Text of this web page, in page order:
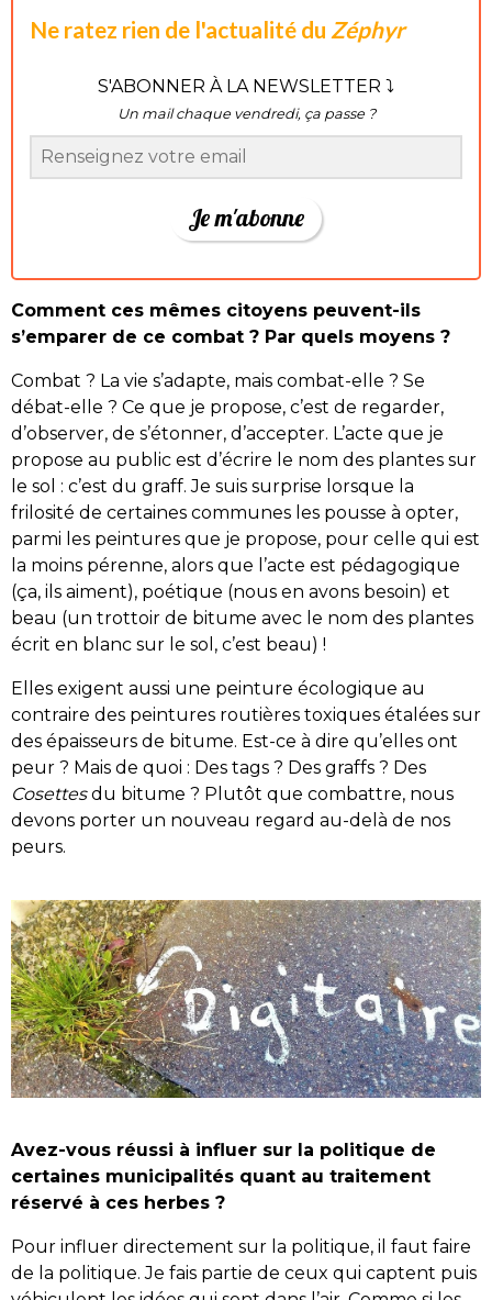
Ne ratez rien de l'actualité du Zéphyr
S'ABONNER À LA NEWSLETTER ⤵
Un mail chaque vendredi, ça passe ?
Je m'abonne
Comment ces mêmes citoyens peuvent-ils
s’emparer de ce combat ? Par quels moyens ?
Combat ? La vie s’adapte, mais combat-elle ? Se
débat-elle ? Ce que je propose, c’est de regarder,
d’observer, de s’étonner, d’accepter. L’acte que je
propose au public est d’écrire le nom des plantes sur
le sol : c’est du graff. Je suis surprise lorsque la
frilosité de certaines communes les pousse à opter,
parmi les peintures que je propose, pour celle qui est
la moins pérenne, alors que l’acte est pédagogique
(ça, ils aiment), poétique (nous en avons besoin) et
beau (un trottoir de bitume avec le nom des plantes
écrit en blanc sur le sol, c’est beau) !
Elles exigent aussi une peinture écologique au
contraire des peintures routières toxiques étalées sur
des épaisseurs de bitume. Est-ce à dire qu’elles ont
peur ? Mais de quoi : Des tags ? Des graffs ? Des
Cosettesdu bitume ? Plutôt que combattre, nous
devons porter un nouveau regard au-delà de nos
peurs.
Avez-vous réussi à influer sur la politique de
certaines municipalités quant au traitement
réservé à ces herbes ?
Pour influer directement sur la politique, il faut faire
de la politique. Je fais partie de ceux qui captent puis